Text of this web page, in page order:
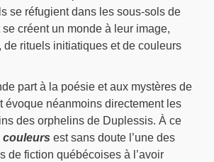
se réfugient dans les sous-sols de
se créent un monde à leur image,
de rituels initiatiques et de couleurs
part à la poésie et aux mystères de
évoque néanmoins directement les
des orphelins de Duplessis. À ce
couleurs est sans doute l’une des
de fiction québécoises à l’avoir